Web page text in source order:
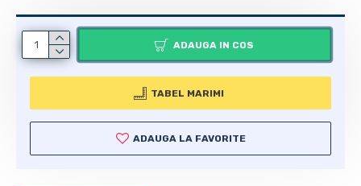
ADAUGA IN COS
TABEL MARIMI
ADAUGA LA FAVORITE